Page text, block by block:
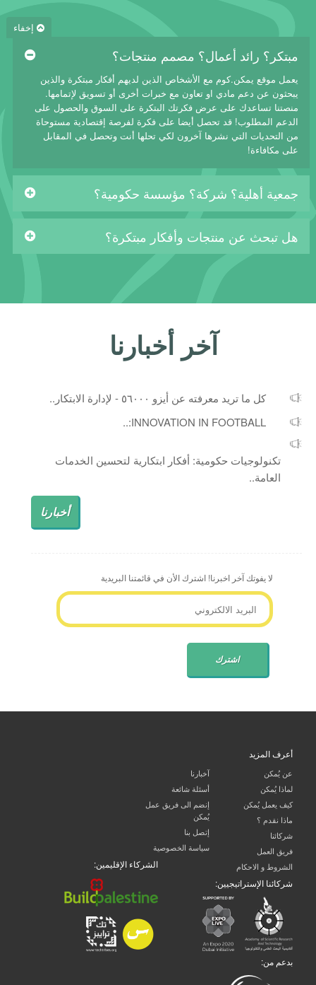
إخفاء
مبتكر؟ رائد أعمال؟ مصمم منتجات؟
يعمل موقع يمكن.كوم مع الأشخاص الذين لديهم أفكار مبتكرة والذين
يبحثون عن دعم مادي او تعاون مع خبرات أخرى أو تسويق لإتمامها.
منصتنا تساعدك على عرض فكرتك البتكرة على السوق والحصول على
الدعم المطلوب! قد تحصل أيضا على فكرة لفرصة إقتصادية مستوحاة
من التحديات التي نشرها آخرون لكي تحلها أنت وتحصل في المقابل
على مكافاءة!
جمعية أهلية؟ شركة؟ مؤسسة حكومية؟
هل تبحث عن منتجات وأفكار مبتكرة؟
آخر أخبارنا
كل ما تريد معرفته عن أيزو ٥٦٠٠٠ - لإدارة الابتكار..
INNOVATION IN FOOTBALL:..
تكنولوجيات حكومية: أفكار ابتكارية لتحسين الخدمات
العامة..
أخبارنا
لا يفوتك آخر اخبرنا! اشترك الأن في قائمتنا البريدية
أعرف المزيد
عن يُمكن
لماذا يُمكن
كيف يعمل يُمكن
ماذا نقدم ؟
شركائنا
فريق العمل
الشروط و الاحكام
آخبارنا
أسئلة شائعة
إنضم الى فريق عمل
يُمكن
إتصل بنا
سياسة الخصوصية
الشركاء الإقليمين:
شركائنا الإستراتيجيين:
بدعم من: